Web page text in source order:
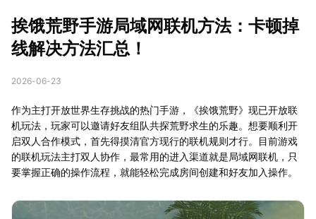
挨饿荒野手游局域网联机方法：卡顿掉
线解决方法汇总！
2026-06-23
作为主打开放世界生存挑战的热门手游，《挨饿荒野》现已开放联
机玩法，玩家可以邀请好友组队共探荒野求生的乐趣。想要顺利开
启双人合作模式，首先得摸清官方现行的联机规则才行。目前游戏
的联机玩法主打双人协作，最常用的进入渠道就是局域网联机，只
要掌握正确的操作流程，就能轻松完成房间创建和好友加入操作。